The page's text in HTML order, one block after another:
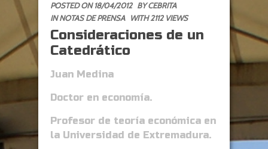
POSTED ON 18/04/2012 BYCEBRITA
INNOTAS DE PRENSA WITH 2112 VIEWS
Consideraciones de un
Catedrático
Juan Medina
Doctor en economía.
Profesor de teoría económica en
la Universidad de Extremadura.